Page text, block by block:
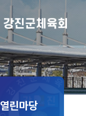
열린마당